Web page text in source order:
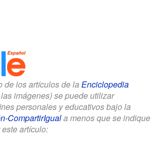
de los artículos de la Enciclopedia
imágenes) se puede utilizar
personales y educativos bajo la
CompartirIguala menos que se indique
artículo: